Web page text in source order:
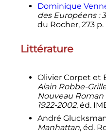
Dominique
des Européens :
du Rocher, 273 p.
Littérature
Olivier Corpet et
Alain Robbe-
Nouveau Roman
1922-2002, éd.
André
Manhattan, éd.